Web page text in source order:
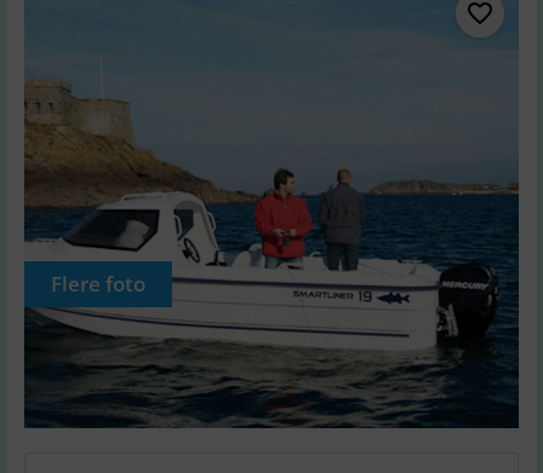
Flere foto